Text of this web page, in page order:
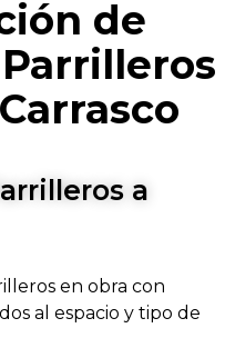
de
a
en obra con
al espacio y tipo de